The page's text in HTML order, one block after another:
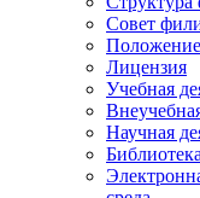
Совет
Лицензия
Учебная
Научная
Библиотека